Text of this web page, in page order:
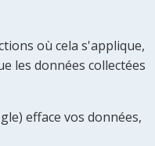
où cela s'applique,
les données collectées
efface vos données,